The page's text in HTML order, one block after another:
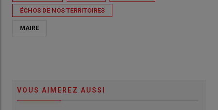
ÉCHOS DE NOS TERRITOIRES
MAIRE
VOUS AIMEREZ AUSSI